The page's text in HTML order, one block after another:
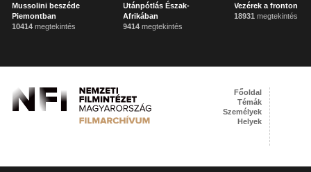
Mussolini beszéde
Piemontban
10414 megtekintés
Utánpótlás Észak-
Afrikában
9414 megtekintés
Vezérek a fronton
18931 megtekintés
Főoldal
Témák
Személyek
Helyek